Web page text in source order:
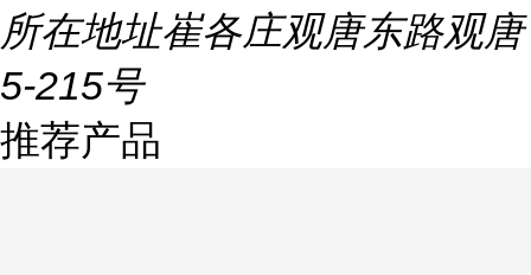
所在地址崔各庄观唐东路观唐
5-215号
推荐产品